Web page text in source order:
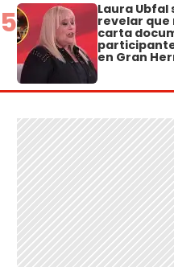
5 Laura
revelar que
carta
en Gran